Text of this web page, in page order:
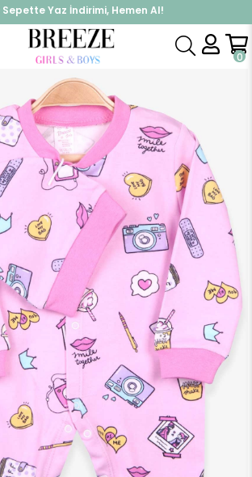
ek %10 İndirimi Kap, Hemen Üye Ol!
0
Tulum Kız Bebek Tulum Yaz Desenli Şapkalı Set Pudra (0-3 Ay)